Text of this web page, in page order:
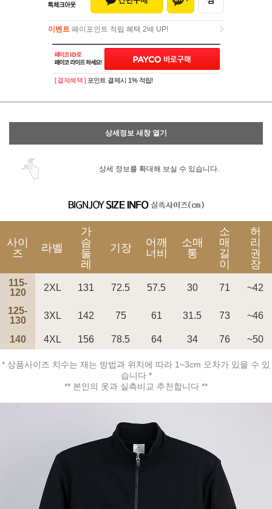
이벤트 페이포인트 적립 혜택 2배 UP!
이벤트페이포인트 적립 혜택 2배 UP!
[ 결제혜택 ] 포인트 결제시 1% 적립!
상세정보 새창 열기
상세 정보를 확대해 보실 수 있습니다.
사이
즈
라벨
가
슴
둘
레
기장
어깨
너비
소매
통
소
매
길
이
허
리
권
장
115-
120
2XL 131 72.5 57.5 30 71 ~42
125-
130
3XL 142 75 61 31.5 73 ~46
140 4XL 156 78.5 64 34 76 ~50
* 상품사이즈 치수는 재는 방법과 위치에 따라 1~3cm 오차가 있을 수 있
습니다 *
** 본인의 옷과 실측비교 추천합니다 **